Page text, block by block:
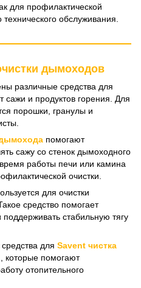
для профилактической
обслуживания.
дымоходов
различные средства для
сажи и продуктов горения. Для
порошки, гранулы и
помогают
сажу со стенок дымоходного
работы печи или камина
очистки.
для очистки
средство помогает
стабильную тягу
для Savent чистка
, которые помогают
отопительного